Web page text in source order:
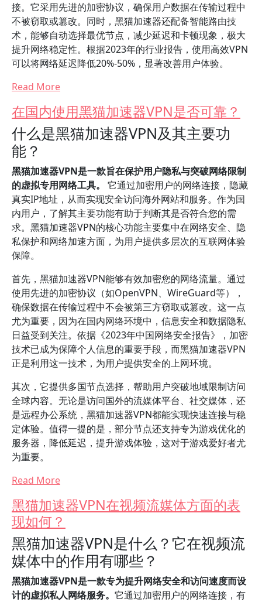
接。它采用先进的加密协议，确保用户数据在传输过程中
不被窃取或篡改。同时，黑猫加速器还配备智能路由技
术，能够自动选择最优节点，减少延迟和卡顿现象，极大
提升网络稳定性。根据2023年的行业报告，使用高效VPN
可以将网络延迟降低20%-50%，显著改善用户体验。
Read More
在国内使用黑猫加速器VPN是否可靠？
什么是黑猫加速器VPN及其主要功
能？
黑猫加速器VPN是一款旨在保护用户隐私与突破网络限制
的虚拟专用网络工具。
它通过加密用户的网络连接，隐藏
真实IP地址，从而实现安全访问海外网站和服务。作为国
内用户，了解其主要功能有助于判断其是否符合您的需
求。黑猫加速器VPN的核心功能主要集中在网络安全、隐
私保护和网络加速方面，为用户提供多层次的互联网体验
保障。
首先，黑猫加速器VPN能够有效加密您的网络流量。通过
使用先进的加密协议（如OpenVPN、WireGuard等），
确保数据在传输过程中不会被第三方窃取或篡改。这一点
尤为重要，因为在国内网络环境中，信息安全和数据隐私
日益受到关注。依据《2023年中国网络安全报告》，加密
技术已成为保障个人信息的重要手段，而黑猫加速器VPN
正是利用这一技术，为用户提供安全的上网环境。
其次，它提供多国节点选择，帮助用户突破地域限制访问
全球内容。无论是访问国外的流媒体平台、社交媒体，还
是远程办公系统，黑猫加速器VPN都能实现快速连接与稳
定体验。值得一提的是，部分节点还支持专为游戏优化的
服务器，降低延迟，提升游戏体验，这对于游戏爱好者尤
为重要。
Read More
黑猫加速器VPN在视频流媒体方面的表
现如何？
黑猫加速器VPN是什么？它在视频流
媒体中的作用有哪些？
黑猫加速器VPN是一款专为提升网络安全和访问速度而设
计的虚拟私人网络服务。 它通过加密用户的网络连接，有